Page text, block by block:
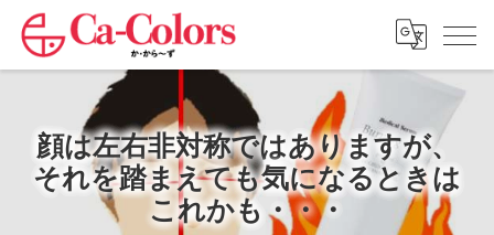
顔は左右非対称ではありますが、
それを踏まえても気になるときは
これかも・・・